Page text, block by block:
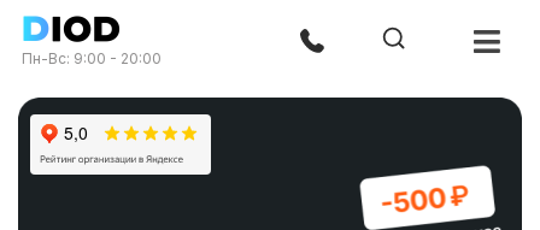
Пн-Вс: 9:00 - 20:00